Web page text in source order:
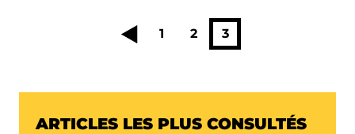
1 2 3
ARTICLES LES PLUS CONSULTÉS